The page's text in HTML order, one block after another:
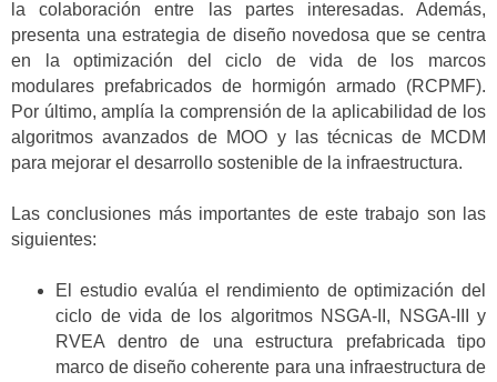
la colaboración entre las partes interesadas. Además,
presenta una estrategia de diseño novedosa que se centra
en la optimización del ciclo de vida de los marcos
modulares prefabricados de hormigón armado (RCPMF).
Por último, amplía la comprensión de la aplicabilidad de los
algoritmos avanzados de MOO y las técnicas de MCDM
para mejorar el desarrollo sostenible de la infraestructura.
Las conclusiones más importantes de este trabajo son las
siguientes:
El estudio evalúa el rendimiento de optimización del
ciclo de vida de los algoritmos NSGA-II, NSGA-III y
RVEA dentro de una estructura prefabricada tipo
marco de diseño coherente para una infraestructura de